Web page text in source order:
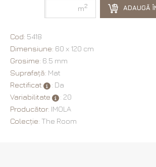
m2 ADAUGĂ
Cod: 5418
Dimensiune: 60 х 120 cm
Grosime: 6.5 mm
Suprafață: Mat
Rectificat
: Da
Variabilitate
: 20
Producător: IMOLA
Colecție: The Room